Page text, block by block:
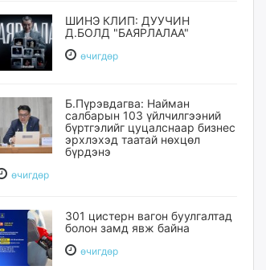
ШИНЭ КЛИП: ДУУЧИН
Д.БОЛД "БАЯРЛАЛАА"
өчигдѳр
Б.Пүрэвдагва: Найман
салбарын 103 үйлчилгээний
бүртгэлийг цуцалснаар бизнес
эрхлэхэд таатай нөхцөл
бүрдэнэ
өчигдѳр
301 цистерн вагон буулгалтад
болон замд явж байна
өчигдѳр